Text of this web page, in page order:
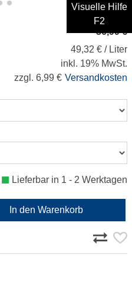
Visuelle Hilfe
F2
36,99 €
49,32 € / Liter
inkl. 19% MwSt.
zzgl. 6,99 € Versandkosten
Lieferbar in 1 - 2 Werktagen
In den Warenkorb